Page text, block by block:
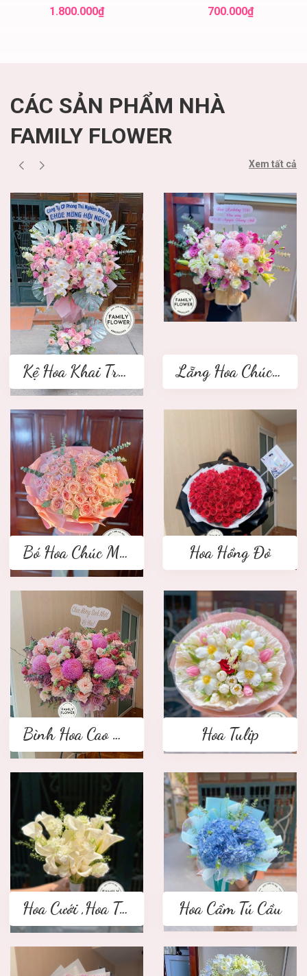
điện hoa hà nội
1.800.000₫
! Family flower hoa
700.000₫
CÁC SẢN PHẨM NHÀ
FAMILY FLOWER
Xem tất cả
Kệ Hoa Khai Trương 2 tầng Lẵng Hoa Chúc Mừng
Bó Hoa Chúc Mừng Hoa Hồng Đỏ
Bình Hoa Cao Cấp Hoa Tulip
Hoa Cưới ,Hoa Tay Cầm Cô Dâu Hoa Cẩm Tú Cầu